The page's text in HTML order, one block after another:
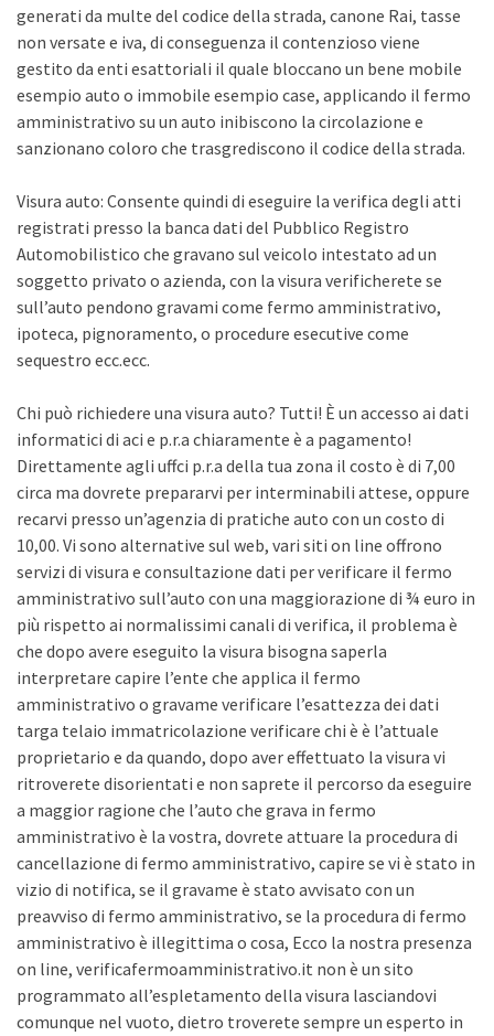
generati da multe del codice della strada, canone Rai, tasse
non versate e iva, di conseguenza il contenzioso viene
gestito da enti esattoriali il quale bloccano un bene mobile
esempio auto o immobile esempio case, applicando il fermo
amministrativo su un auto inibiscono la circolazione e
sanzionano coloro che trasgrediscono il codice della strada.
Visura auto: Consente quindi di eseguire la verifica degli atti
registrati presso la banca dati del Pubblico Registro
Automobilistico che gravano sul veicolo intestato ad un
soggetto privato o azienda, con la visura verificherete se
sull’auto pendono gravami come fermo amministrativo,
ipoteca, pignoramento, o procedure esecutive come
sequestro ecc.ecc.
Chi può richiedere una visura auto? Tutti! È un accesso ai dati
informatici di aci e p.r.a chiaramente è a pagamento!
Direttamente agli uffci p.r.a della tua zona il costo è di 7,00
circa ma dovrete prepararvi per interminabili attese, oppure
recarvi presso un’agenzia di pratiche auto con un costo di
10,00. Vi sono alternative sul web, vari siti on line offrono
servizi di visura e consultazione dati per verificare il fermo
amministrativo sull’auto con una maggiorazione di ¾ euro in
più rispetto ai normalissimi canali di verifica, il problema è
che dopo avere eseguito la visura bisogna saperla
interpretare capire l’ente che applica il fermo
amministrativo o gravame verificare l’esattezza dei dati
targa telaio immatricolazione verificare chi è è l’attuale
proprietario e da quando, dopo aver effettuato la visura vi
ritroverete disorientati e non saprete il percorso da eseguire
a maggior ragione che l’auto che grava in fermo
amministrativo è la vostra, dovrete attuare la procedura di
cancellazione di fermo amministrativo, capire se vi è stato in
vizio di notifica, se il gravame è stato avvisato con un
preavviso di fermo amministrativo, se la procedura di fermo
amministrativo è illegittima o cosa, Ecco la nostra presenza
on line, verificafermoamministrativo.it non è un sito
programmato all’espletamento della visura lasciandovi
comunque nel vuoto, dietro troverete sempre un esperto in